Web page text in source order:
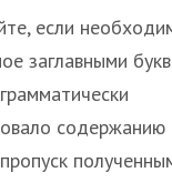
если
заглавными
содержанию